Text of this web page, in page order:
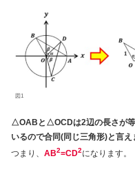
図1
△OABと△OCDは2辺の長さが
いるので合同(同じ三角形)と言え
つまり、 AB2=CD2になります。